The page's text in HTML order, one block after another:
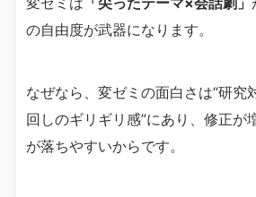
の自由度が武器になります。
なぜなら、変ゼミの面白さは“研究
回しのギリギリ感”にあり、修正が
が落ちやすいからです。